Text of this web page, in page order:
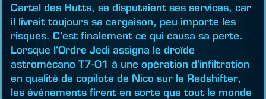
Cartel des Hutts, se disputaient ses services, car
il livrait toujours sa cargaison, peu importe les
risques. C'est finalement ce qui causa sa perte.
Lorsque l'Ordre Jedi assigna le droïde
astromécano T7-O1 à une opération d'infiltration
en qualité de copilote de Nico sur le Redshifter,
les événements firent en sorte que tout le monde